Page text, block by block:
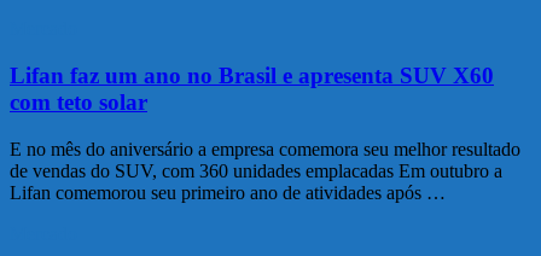
Lifan faz um ano no Brasil e apresenta SUV X60
com teto solar
E no mês do aniversário a empresa comemora seu melhor resultado
de vendas do SUV, com 360 unidades emplacadas Em outubro a
Lifan comemorou seu primeiro ano de atividades após …